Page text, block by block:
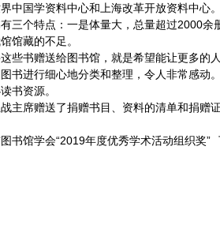
中国学资料中心和上海改革开放资料中心
三个特点：一是体量大，总量超过2000余
馆藏的不足。
些书赠送给图书馆，就是希望能让更多的
书进行细心地分类和整理，令人非常感动
书资源。
主席赠送了捐赠书目、资料的清单和捐赠
书馆学会“2019年度优秀学术活动组织奖”